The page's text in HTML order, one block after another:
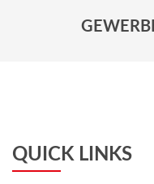
QUICK LINKS